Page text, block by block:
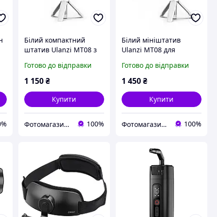
Білий компактний
штатив Ulanzi MT08 з
телефона
Готово до відправки
1 150 ₴
Купити
Фотомагазин 4oto.pro , відео та аудіо обладнання, студійне світло та відеосвітло. 100%
Білий мініштатив
Ulanzi MT08 для
дистанційним пультом
для подорожей
Готово до відправки
1 450₴
Купити
Фотомагазин 4oto.pro , відео та аудіо обладнання, студійне світло та відеосвітло. 100%